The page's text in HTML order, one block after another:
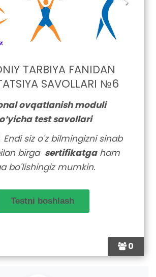
0
TARBIYA FANIDAN
SAVOLLARI №6
ovqatlanish moduli
test savollari
Endi siz o'z bilmingizni sinab
birga sertifikatgaham
bo'lishingiz mumkin.